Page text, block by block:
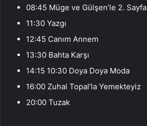
08:45 Müge ve Gülşen’le 2. Sayfa
11:30 Yazgı
12:45 Canım Annem
13:30 Bahta Karşı
14:15 10:30 Doya Doya Moda
16:00 Zuhal Topal’la Yemekteyiz
20:00 Tuzak